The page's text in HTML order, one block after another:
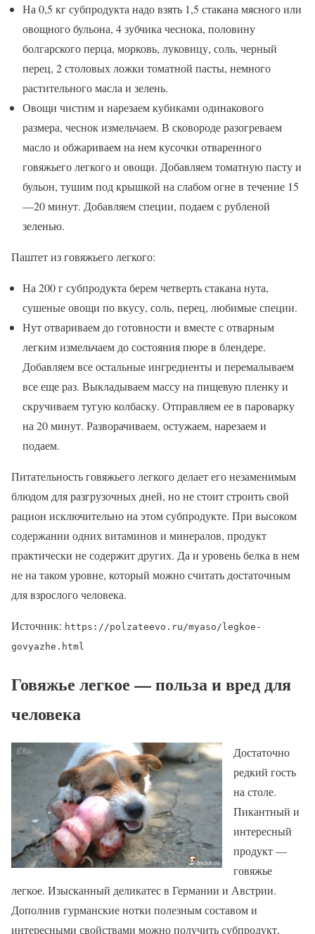
На 0,5 кг субпродукта надо взять 1,5 стакана мясного или
овощного бульона, 4 зубчика чеснока, половину
болгарского перца, морковь, луковицу, соль, черный
перец, 2 столовых ложки томатной пасты, немного
растительного масла и зелень.
Овощи чистим и нарезаем кубиками одинакового
размера, чеснок измельчаем. В сковороде разогреваем
масло и обжариваем на нем кусочки отваренного
говяжьего легкого и овощи. Добавляем томатную пасту и
бульон, тушим под крышкой на слабом огне в течение 15
—20 минут. Добавляем специи, подаем с рубленой
зеленью.
Паштет из говяжьего легкого:
На 200 г субпродукта берем четверть стакана нута,
сушеные овощи по вкусу, соль, перец, любимые специи.
Нут отвариваем до готовности и вместе с отварным
легким измельчаем до состояния пюре в блендере.
Добавляем все остальные ингредиенты и перемалываем
все еще раз. Выкладываем массу на пищевую пленку и
скручиваем тугую колбаску. Отправляем ее в пароварку
на 20 минут. Разворачиваем, остужаем, нарезаем и
подаем.
Питательность говяжьего легкого делает его незаменимым
блюдом для разгрузочных дней, но не стоит строить свой
рацион исключительно на этом субпродукте. При высоком
содержании одних витаминов и минералов, продукт
практически не содержит других. Да и уровень белка в нем
не на таком уровне, который можно считать достаточным
для взрослого человека.
Источник: https://polzateevo.ru/myaso/legkoe-
govyazhe.html
Говяжье легкое — польза и вред для
человека
Достаточно
редкий гость
на столе.
Пикантный и
интересный
продукт —
говяжье
легкое. Изысканный деликатес в Германии и Австрии.
Дополнив гурманские нотки полезным составом и
интересными свойствами можно получить субпродукт,